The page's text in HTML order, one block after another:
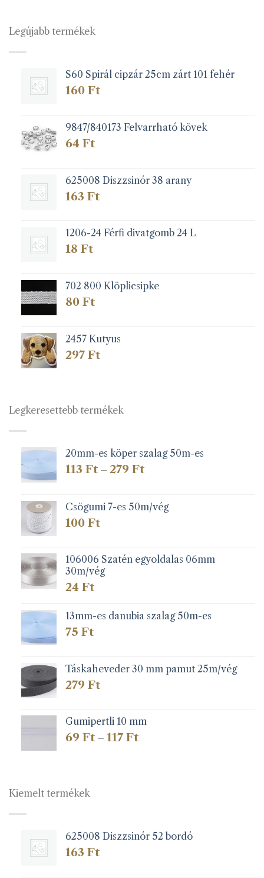
van.
A
termékoldalon
választhatók
termékoldalon
Legújabb termékek
S60 Spirál cipzár 25cm zárt 101 fehér
160 Ft
9847/840173 Felvarrható kövek
64 Ft
625008 Diszzsinór 38 arany
163 Ft
1206-24 Férfi divatgomb 24 L
18 Ft
702 800 Klöplicsipke
80 Ft
2457 Kutyus
297 Ft
Legkeresettebb termékek
20mm-es köper szalag 50m-es
113 Ft – 279 FtÁrtartomány:
279 Ft
Csögumi 7-es 50m/vég
100 Ft
106006 Szatén egyoldalas 06mm
30m/vég
24 Ft
13mm-es danubia szalag 50m-es
75 Ft
Táskaheveder 30 mm pamut 25m/vég
279 Ft
Gumipertli 10 mm
69 Ft – 117 FtÁrtartomány:
Kiemelt termékek
625008 Diszzsinór 52 bordó
163 Ft